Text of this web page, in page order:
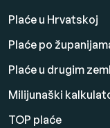
Plaće u Hrvatskoj
Plaće po
Plaće u drugim
Milijunaški
TOP plaće